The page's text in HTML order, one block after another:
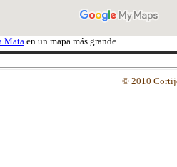
Mataen un mapa más grande
© 2010